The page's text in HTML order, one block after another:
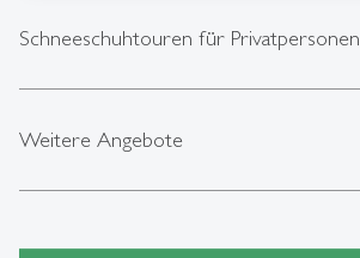
Schneeschuhtouren für Privatpersonen
Weitere Angebote